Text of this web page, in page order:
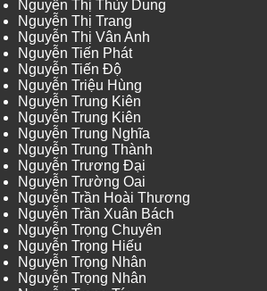
Nguyễn Thị Thùy Dung
Nguyễn Thị Trang
Nguyễn Thị Vân Anh
Nguyễn Tiến Phát
Nguyễn Tiến Độ
Nguyễn Triệu Hùng
Nguyễn Trung Kiên
Nguyễn Trung Kiên
Nguyễn Trung Nghĩa
Nguyễn Trung Thành
Nguyễn Trương Đại
Nguyễn Trường Oai
Nguyễn Trần Hoài Thương
Nguyễn Trần Xuân Bách
Nguyễn Trọng Chuyên
Nguyễn Trọng Hiếu
Nguyễn Trọng Nhân
Nguyễn Trọng Nhân